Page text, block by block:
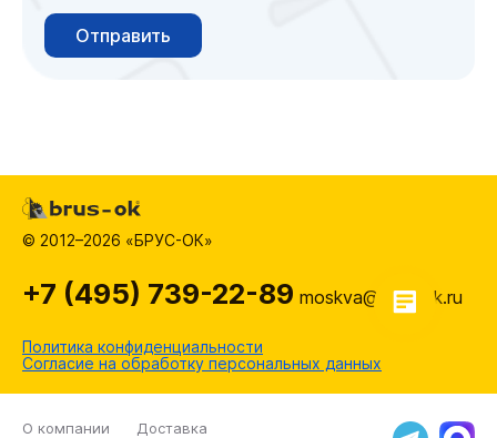
Отправить
© 2012–2026 «БРУС-ОК»
Политика конфиденциальности
Согласие на обработку персональных данных
+7 (495) 739-22-89 moskva@brus-ok.ru
О компании Доставка